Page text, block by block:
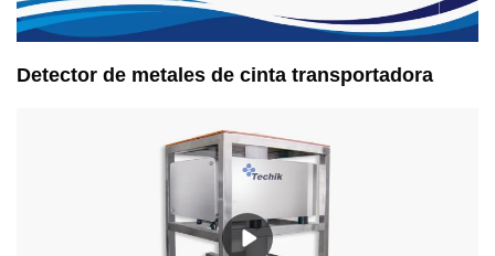
Detector de metales de cinta transportadora